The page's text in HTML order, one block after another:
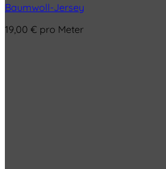
Baumwoll-Jersey
19,00 € pro Meter